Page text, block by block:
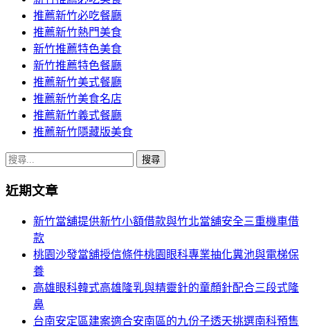
推薦新竹必吃餐廳
推薦新竹熱門美食
新竹推薦特色美食
新竹推薦特色餐廳
推薦新竹美式餐廳
推薦新竹美食名店
推薦新竹義式餐廳
推薦新竹隱藏版美食
搜
關
近期文章
新竹當舖提供新竹小額借款與竹北當舖安全三重機車借
款
桃園沙發當舖授信條件桃園眼科專業抽化糞池與電梯保
養
高雄眼科韓式高雄隆乳與精靈針的童顏針配合三段式隆
鼻
台南安定區建案適合安南區的九份子透天挑選南科預售